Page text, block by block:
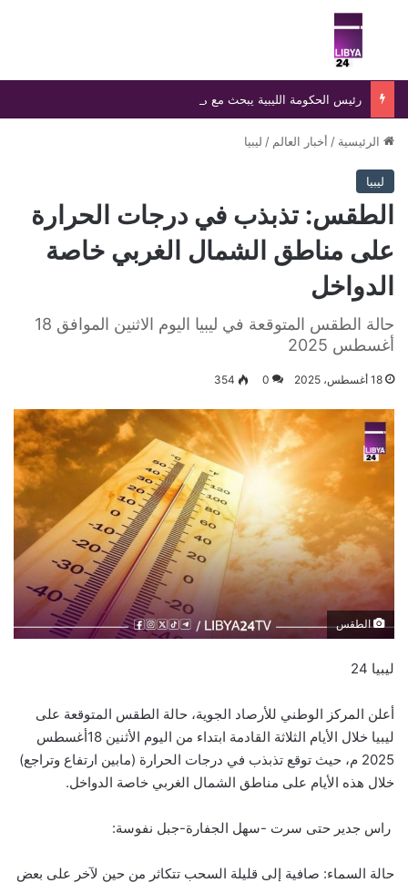
بحث عن
الرئيسية / أخبار العالم / ليبيا
ليبيا
الطقس: تذبذب في درجات الحرارة
على مناطق الشمال الغربي خاصة
الدواخل
حالة الطقس المتوقعة في ليبيا اليوم الاثنين الموافق 18
أغسطس 2025
18 أغسطس، 2025 0
354
الطقس
ليبيا 24
أعلن المركز الوطني للأرصاد الجوية، حالة الطقس المتوقعة على
ليبيا خلال الأيام الثلاثة القادمة ابتداء من اليوم الأثنين 18أغسطس
2025 م، حيث توقع تذبذب في درجات الحرارة (مابين ارتفاع وتراجع)
خلال هذه الأيام على مناطق الشمال الغربي خاصة الدواخل.
راس جدير حتى سرت -سهل الجفارة-جبل نفوسة:
حالة السماء: صافية إلى قليلة السحب تتكاثر من حين لآخر على بعض